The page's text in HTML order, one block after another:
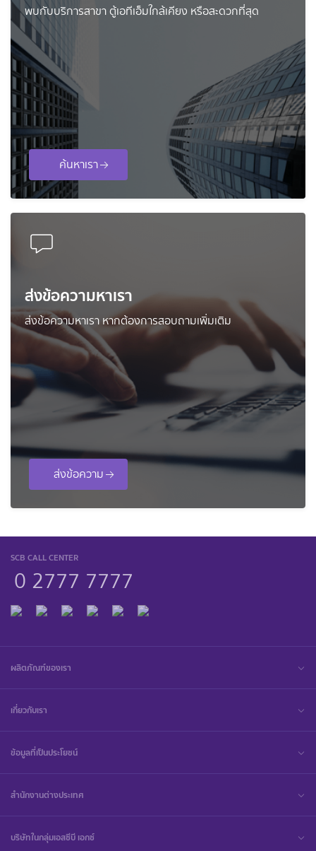
พบกับบริการสาขา ตู้เอทีเอ็มใกล้เคียง หรือสะดวกที่สุด
ค้นหาเรา
ส่งข้อความหาเรา
ส่งข้อความหาเรา หากต้องการสอบถามเพิ่มเติม
ส่งข้อความ
SCB CALL CENTER
0 2777 7777
ผลิตภัณฑ์ของเรา
เกี่ยวกับเรา
ข้อมูลที่เป็นประโยชน์
สำนักงานต่างประเทศ
บริษัทในกลุ่มเอสซีบี เอกซ์